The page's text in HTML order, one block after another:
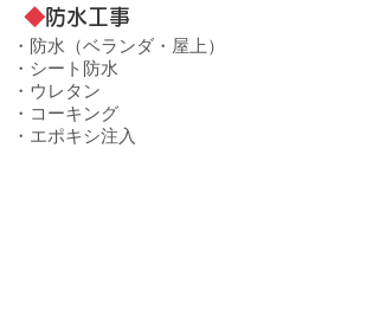
◆防水工事
・防水（ベランダ・屋上）
・シート防水
・ウレタン
・コーキング
・エポキシ注入